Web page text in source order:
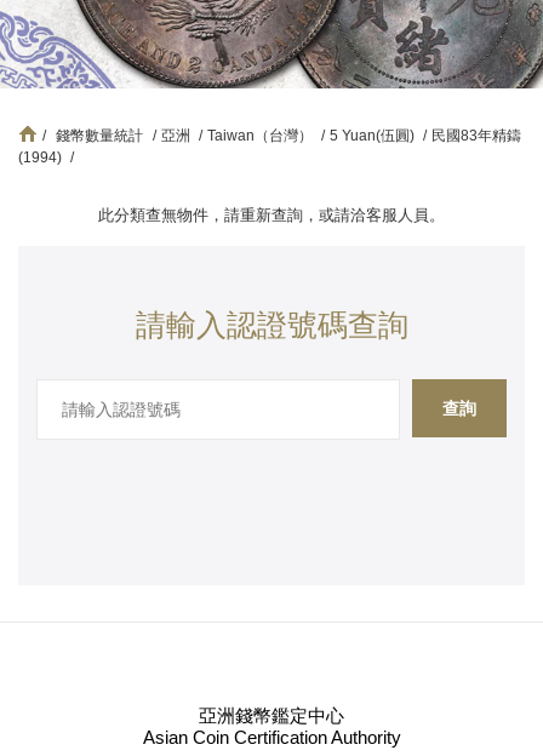
/ 錢幣數量統計 / 亞洲 / Taiwan（台灣） / 5 Yuan(伍圓) / 民國83年精鑄
(1994) /
此分類查無物件，請重新查詢，或請洽客服人員。
請輸入認證號碼查詢
查詢
亞洲錢幣鑑定中心
Asian Coin Certification Authority